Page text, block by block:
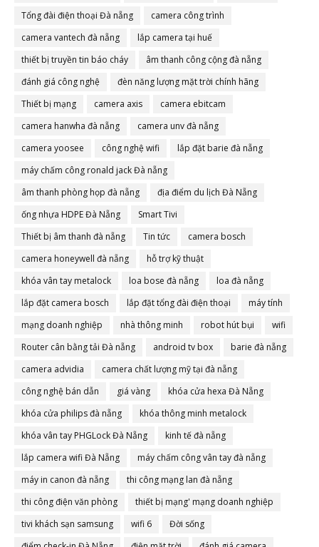
Tổng đài điện thoại Đà nẵng
camera công trình
camera vantech đà nẵng
lắp camera tại huế
thiết bị truyền tin báo cháy
âm thanh công cộng đà nẵng
đánh giá công nghệ
đèn năng lượng mặt trời chính hãng
Thiết bị mạng
camera axis
camera ebitcam
camera hanwha đà nẵng
camera unv đà nẵng
camera yoosee
công nghệ wifi
lắp đặt barie đà nẵng
máy chấm công ronald jack Đà nẵng
âm thanh phòng họp đà nẵng
địa điểm du lịch Đà Nẵng
ống nhựa HDPE Đà Nẵng
Smart Tivi
Thiết bị âm thanh đà nẵng
Tin tức
camera bosch
camera honeywell đà nẵng
hỗ trợ kỹ thuật
khóa vân tay metalock
loa bose đà nẵng
loa đà nẵng
lắp đặt camera bosch
lắp đặt tổng đài điện thoại
máy tính
mạng doanh nghiệp
nhà thông minh robot hút bụi
wifi
Router cân bằng tải Đà nẵng
android tv box
barie đà nẵng
camera advidia
camera chất lượng mỹ tại đà nẵng
công nghệ bán dẫn
giá vàng
khóa cửa hexa Đà Nẵng
khóa cửa philips đà nẵng
khóa thông minh metalock
khóa vân tay PHGLock Đà Nẵng
kinh tế đà nẵng
lắp camera wifi Đà Nẵng
máy chấm công vân tay đà nẵng
máy in canon đà nẵng
thi công mạng lan đà nẵng
thi công điện văn phòng
thiết bị mạng' mạng doanh nghiệp
tivi khách sạn samsung
wifi 6
Đời sống